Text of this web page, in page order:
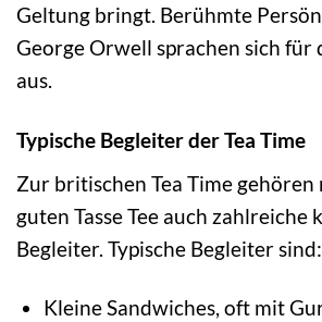
Geltung bringt. Berühmte
George Orwell sprachen sich für
aus.
Typische Begleiter der Tea Time
Zur britischen Tea Time gehören
guten Tasse Tee auch zahlreiche
Begleiter. Typische Begleiter sind:
Kleine Sandwiches, oft mit